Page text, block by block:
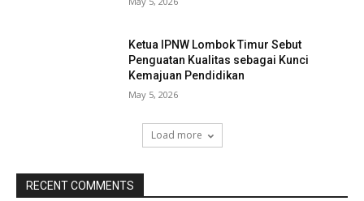
Ketua IPNW Lombok Timur Sebut
Penguatan Kualitas sebagai Kunci
Kemajuan Pendidikan
May 5, 2026
Load more
RECENT COMMENTS